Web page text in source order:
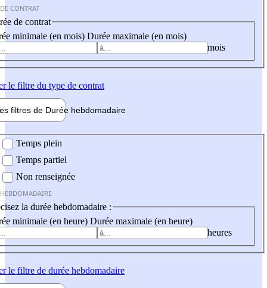
CONTRAT
de contrat
minimale (en mois) Durée maximale (en mois)
mois
le filtre du type de contrat
filtres de Durée hebdomadaire
Temps plein
Temps partiel
Non renseignée
la durée hebdomadaire :
minimale (en heure) Durée maximale (en heure)
heures
le filtre de durée hebdomadaire